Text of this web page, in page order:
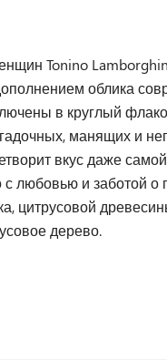
Tonino
облика
в круглый
манящих и
вкус даже
с любовью и заботой
цитрусовой
дерево.